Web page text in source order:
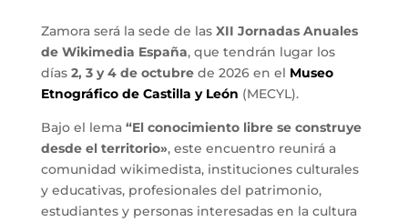
Zamora será la sede de las XII Jornadas Anuales
de Wikimedia España, que tendrán lugar los
días 2, 3 y 4 de octubrede 2026 en el Museo
Etnográfico de Castilla y León (MECYL).
Bajo el lema “El conocimiento libre se construye
desde el territorio», este encuentro reunirá a
comunidad wikimedista, instituciones culturales
y educativas, profesionales del patrimonio,
estudiantes y personas interesadas en la cultura